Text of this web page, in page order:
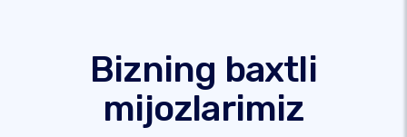
Bizning baxtli
mijozlarimiz